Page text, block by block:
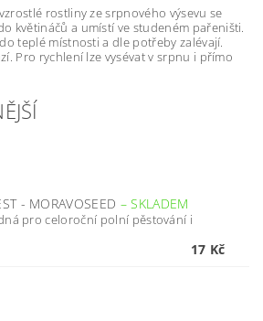
rostliny ze srpnového výsevu se
květináčů a umístí ve studeném pařeništi.
teplé místnosti a dle potřeby zalévají.
Pro rychlení lze vysévat v srpnu i přímo
- MORAVOSEED – SKLADEM
pro celoroční polní pěstování i
17 Kč